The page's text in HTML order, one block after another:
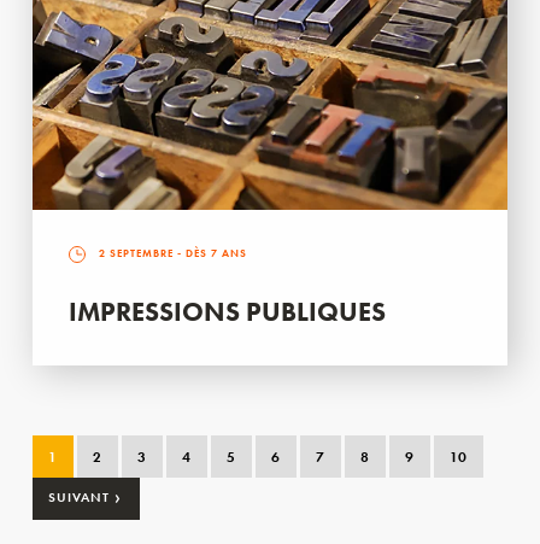
2 SEPTEMBRE - DÈS 7 ANS
IMPRESSIONS PUBLIQUES
1 2 3 4 5 6 7 8 9 10
SUIVANT ›